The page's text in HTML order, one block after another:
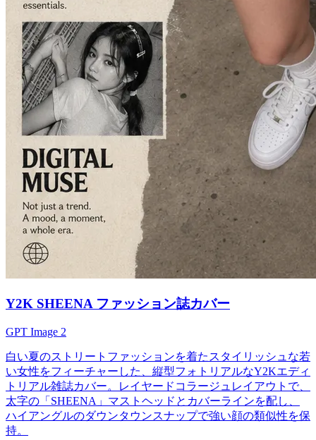
Y2K SHEENA ファッション誌カバー
GPT Image 2
白い夏のストリートファッションを着たスタイリッシュな若
い女性をフィーチャーした、縦型フォトリアルなY2Kエディ
トリアル雑誌カバー。レイヤードコラージュレイアウトで、
太字の「SHEENA」マストヘッドとカバーラインを配し、
ハイアングルのダウンタウンスナップで強い顔の類似性を保
持。